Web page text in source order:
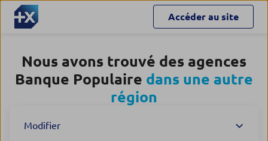
Accéder au site
Nous avons trouvé des agences
Banque Populaire dans une autre
région
Modifier